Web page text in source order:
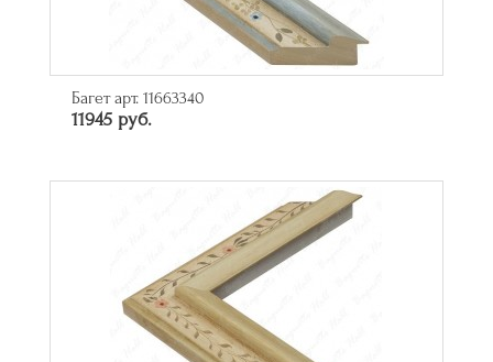
Багет арт. 11663340
11945 руб.